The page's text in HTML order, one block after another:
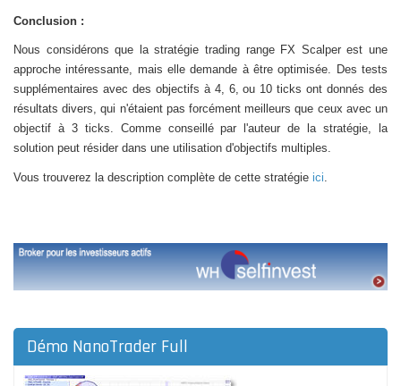
Conclusion :
Nous considérons que la stratégie trading range FX Scalper est une
approche intéressante, mais elle demande à être optimisée. Des tests
supplémentaires avec des objectifs à 4, 6, ou 10 ticks ont donnés des
résultats divers, qui n'étaient pas forcément meilleurs que ceux avec un
objectif à 3 ticks. Comme conseillé par l'auteur de la stratégie, la
solution peut résider dans une utilisation d'objectifs multiples.
Vous trouverez la description complète de cette stratégie ici.
Démo NanoTrader Full